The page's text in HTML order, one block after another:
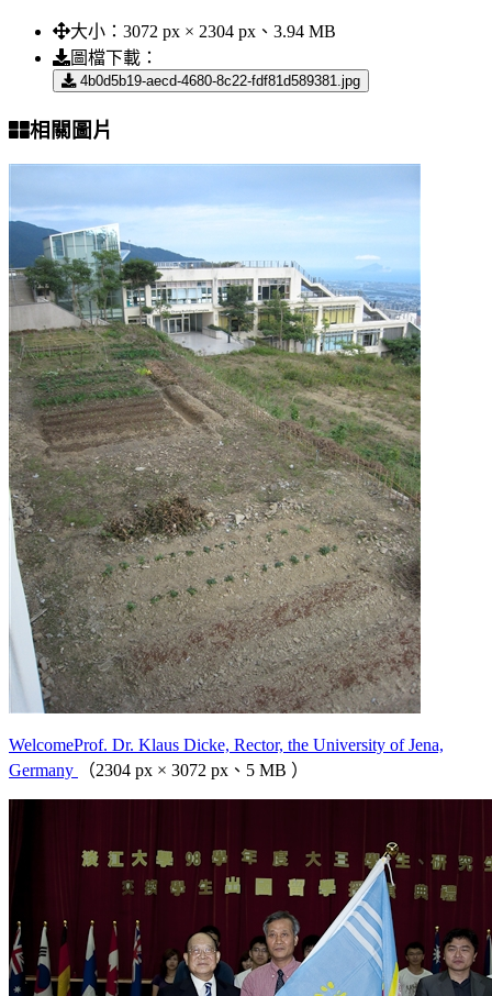
大小： 3072 px × 2304 px、3.94 MB
圖檔下載：
4b0d5b19-aecd-4680-8c22-fdf81d589381.jpg
相關圖片
WelcomeProf. Dr. Klaus Dicke, Rector, the University of Jena,
Germany
（2304 px × 3072 px、5 MB ）